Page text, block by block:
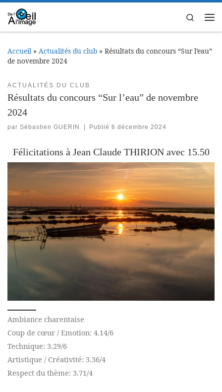
Passer au contenu
Search
Accueil » Actualités du club » Résultats du concours “Sur l’eau”
de novembre 2024
ACTUALITÉS DU CLUB
Résultats du concours “Sur l’eau” de novembre
2024
par Sébastien GUERIN Publié6 décembre 2024
Félicitations à Jean Claude THIRION avec 15.50
Ambiance charentaise
Coup de cœur / Emotion: 4.14/6
Technique: 3.29/6
Artistique / Créativité: 3.36/4
Respect du thème: 3.71/4